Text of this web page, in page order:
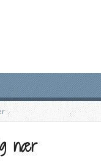
nær